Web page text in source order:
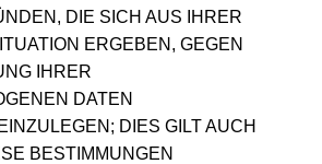
DIE SICH AUS IHRER
ERGEBEN, GEGEN
IHRER
DATEN
DIES GILT AUCH
BESTIMMUNGEN